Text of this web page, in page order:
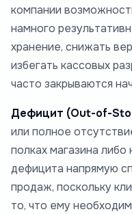
компании
намного
хранение, снижать
избегать кассовых
часто закрываются
Дефицит (Out-of-
или полное
полках магазина
дефицита напрямую
продаж, поскольку
то, что ему